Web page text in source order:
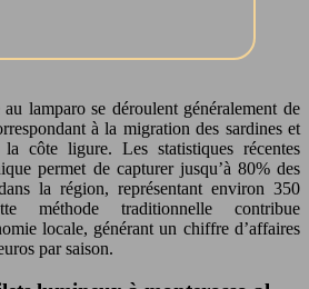
lamparo se déroulent généralement de
à la migration des sardines et
côte ligure. Les statistiques récentes
permet de capturer jusqu’à 80% des
la région, représentant environ 350
méthode traditionnelle contribue
locale, générant un chiffre d’affaires
par saison.